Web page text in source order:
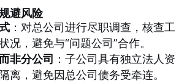
避风险
：对总公司进行尽职调查，核查工
况，避免与“问题公司”合作。
非分公司 ：子公司具有独立法人资
离，避免因总公司债务受牵连。